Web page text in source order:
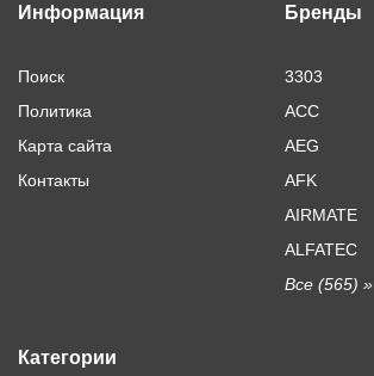
Информация
Поиск
Политика
Карта сайта
Контакты
Бренды
3303
ACC
AEG
AFK
AIRMATE
ALFATEC
Все (565) »
Категории